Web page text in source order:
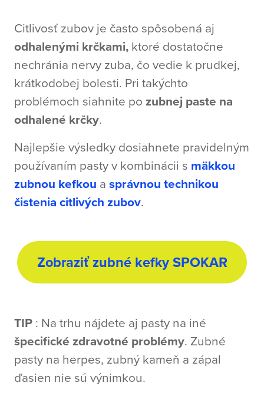
Citlivosť zubov je často spôsobená aj
odhalenými krčkami, ktoré dostatočne
nechránia nervy zuba, čo vedie k prudkej,
krátkodobej bolesti. Pri takýchto
problémoch siahnite po zubnej paste na
odhalené krčky.
Najlepšie výsledky dosiahnete pravidelným
používaním pasty v kombinácii s mäkkou
zubnou kefkou a správnou technikou
čistenia citlivých zubov.
Zobraziť zubné kefky SPOKAR
TIP : Na trhu nájdete aj pasty na iné
špecifické zdravotné problémy. Zubné
pasty na herpes, zubný kameň a zápal
ďasien nie sú výnimkou.